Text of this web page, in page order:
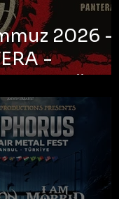
2026 -
-
Ataköy
Arena